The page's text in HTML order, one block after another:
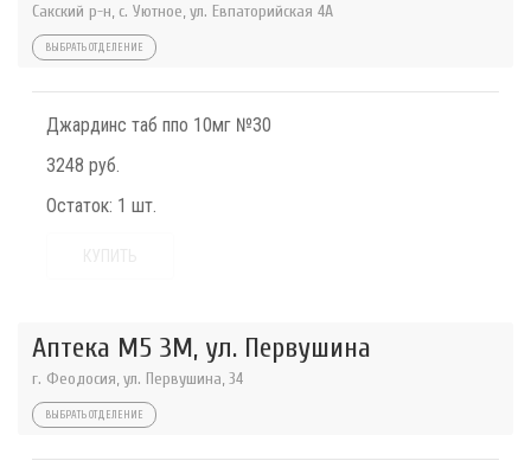
Сакский р-н, с. Уютное, ул. Евпаторийская 4А
ВЫБРАТЬ ОТДЕЛЕНИЕ
Джардинс таб ппо 10мг №30
3248 руб.
Остаток: 1 шт.
Аптека М5 3М, ул. Первушина
г. Феодосия, ул. Первушина, 34
ВЫБРАТЬ ОТДЕЛЕНИЕ